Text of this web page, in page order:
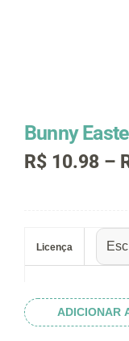
Bunny
R$ 10.98 –
Licença
Bag
ADICIONAR